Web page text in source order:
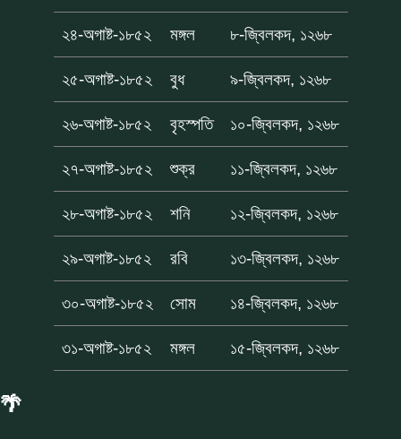
২৪-অগাষ্ট-১৮৫২ মঙ্গল ৮-জ্বিলকদ, ১২৬৮
২৫-অগাষ্ট-১৮৫২ বুধ ৯-জ্বিলকদ, ১২৬৮
২৬-অগাষ্ট-১৮৫২ বৃহস্পতি ১০-জ্বিলকদ, ১২৬৮
২৭-অগাষ্ট-১৮৫২ শুক্র ১১-জ্বিলকদ, ১২৬৮
২৮-অগাষ্ট-১৮৫২ শনি ১২-জ্বিলকদ, ১২৬৮
২৯-অগাষ্ট-১৮৫২ রবি ১৩-জ্বিলকদ, ১২৬৮
৩০-অগাষ্ট-১৮৫২ সোম ১৪-জ্বিলকদ, ১২৬৮
৩১-অগাষ্ট-১৮৫২ মঙ্গল ১৫-জ্বিলকদ, ১২৬৮
🌴